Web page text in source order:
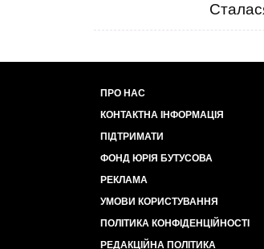
ПРО НАС
КОНТАКТНА ІНФОРМАЦІЯ
ПІДТРИМАТИ
ФОНД ЮРІЯ БУТУСОВА
РЕКЛАМА
УМОВИ КОРИСТУВАННЯ
ПОЛІТИКА КОНФІДЕНЦІЙНОСТІ
РЕДАКЦІЙНА ПОЛІТИКА